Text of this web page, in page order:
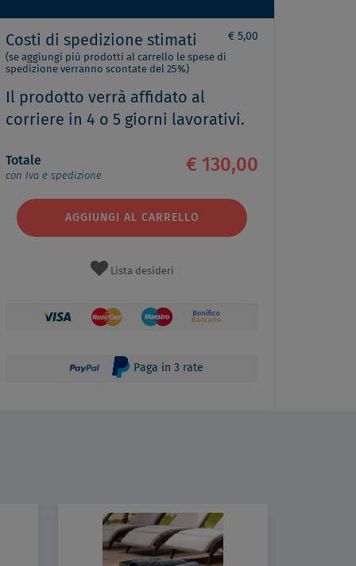
Costi di spedizione stimati € 5,00
(se aggiungi più prodotti al carrello le spese di
spedizione verranno scontate del 25%)
Il prodotto verrà affidato al
corriere in 4 o 5 giorni lavorativi.
Totale
con Iva e spedizione
€ 130,00
AGGIUNGI AL CARRELLO
Lista desideri
Paga in 3 rate